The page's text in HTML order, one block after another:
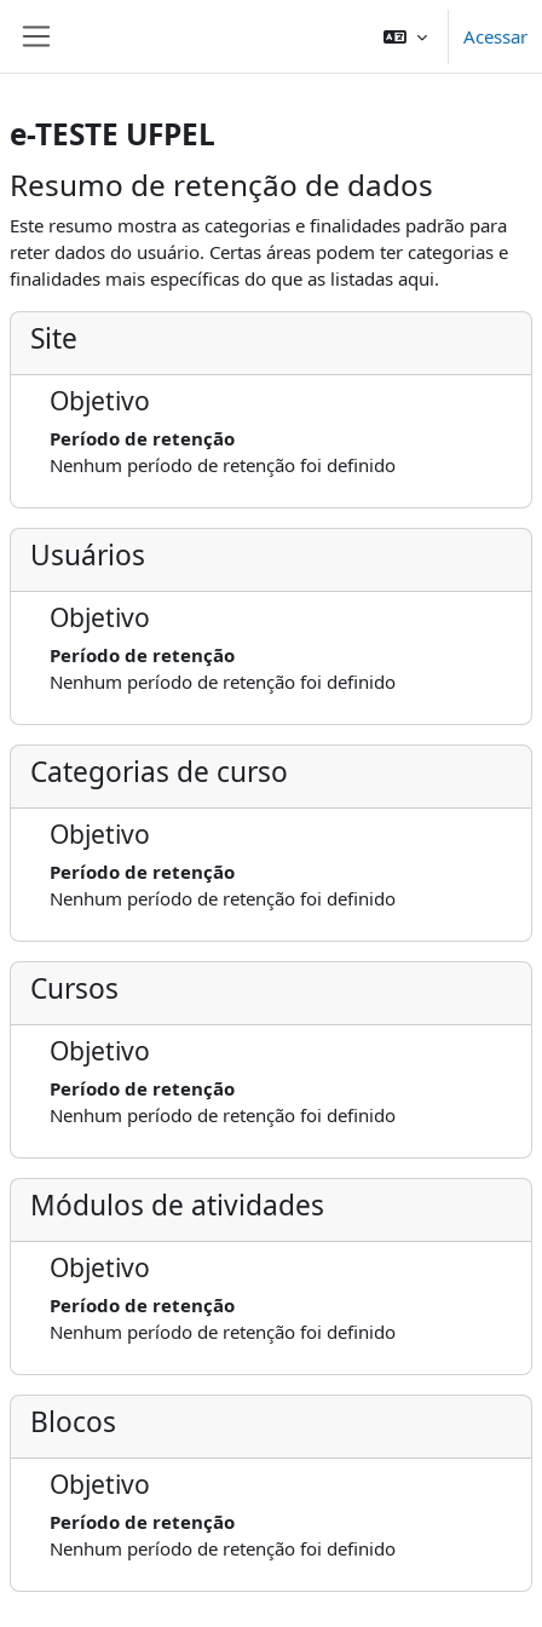
Acessar
e-TESTE UFPEL
Resumo de retenção de dados
Este resumo mostra as categorias e finalidades padrão para
reter dados do usuário. Certas áreas podem ter categorias e
finalidades mais específicas do que as listadas aqui.
Site
Objetivo
Período de retenção
Nenhum período de retenção foi definido
Usuários
Objetivo
Período de retenção
Nenhum período de retenção foi definido
Categorias de curso
Objetivo
Período de retenção
Nenhum período de retenção foi definido
Cursos
Objetivo
Período de retenção
Nenhum período de retenção foi definido
Módulos de atividades
Objetivo
Período de retenção
Nenhum período de retenção foi definido
Blocos
Objetivo
Período de retenção
Nenhum período de retenção foi definido